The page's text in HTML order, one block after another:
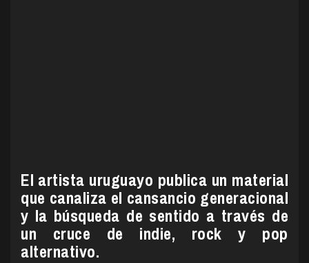
El artista uruguayo publica un material
que canaliza el cansancio generacional
y la búsqueda de sentido a través de
un cruce de indie, rock y pop
alternativo.